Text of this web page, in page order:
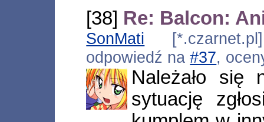
[38] Re: Balcon:
SonMati
odpowiedź na#37,
Należało się
sytuację